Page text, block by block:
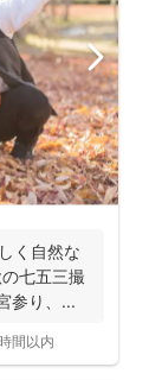
く自然な
七五三撮
参り、...
間以内